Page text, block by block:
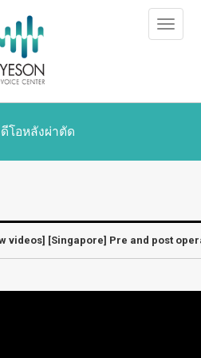
Toggle
โอหลังผ่าตัด
videos] [Singapore] Pre and post